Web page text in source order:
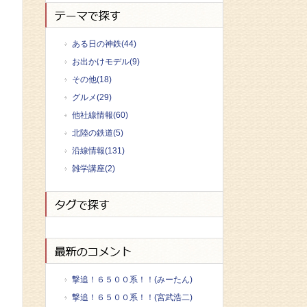
ある日の神鉄(44)
お出かけモデル(9)
その他(18)
グルメ(29)
他社線情報(60)
北陸の鉄道(5)
沿線情報(131)
雑学講座(2)
撃追！６５００系！！(みーたん)
撃追！６５００系！！(宮武浩二)